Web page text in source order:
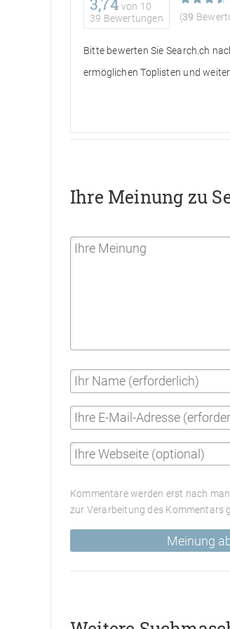
von 10
39 Bewertungen
(39
Bitte bewerten Sie Search.ch
ermöglichen Toplisten und
Ihre Meinung zu
Kommentare werden erst nach
zur Verarbeitung des Kommentars
Meinung